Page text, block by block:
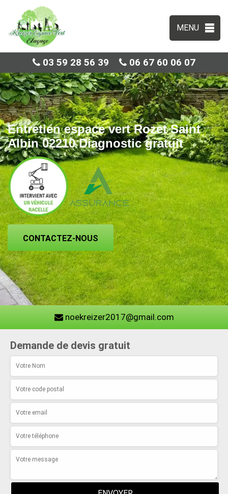
MENU
03 59 28 56 39 06 67 60 06 07
Entretien espace vert Rozet Saint
Albin 02210 Diagnostic gratuit
CONTACTEZ-NOUS
noekreizer2017@gmail.com
Demande de devis gratuit